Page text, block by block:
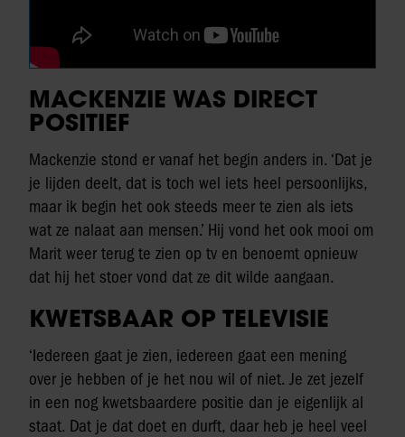
MACKENZIE WAS DIRECT
POSITIEF
Mackenzie stond er vanaf het begin anders in. ‘Dat je
je lijden deelt, dat is toch wel iets heel persoonlijks,
maar ik begin het ook steeds meer te zien als iets
wat ze nalaat aan mensen.’ Hij vond het ook mooi om
Marit weer terug te zien op tv en benoemt opnieuw
dat hij het stoer vond dat ze dit wilde aangaan.
KWETSBAAR OP TELEVISIE
‘Iedereen gaat je zien, iedereen gaat een mening
over je hebben of je het nou wil of niet. Je zet jezelf
in een nog kwetsbaardere positie dan je eigenlijk al
staat. Dat je dat doet en durft, daar heb je heel veel